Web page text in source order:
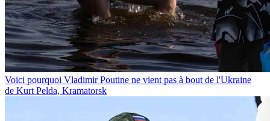
Voici pourquoi Vladimir Poutine ne vient pas à bout de l'Ukraine
de Kurt Pelda, Kramatorsk